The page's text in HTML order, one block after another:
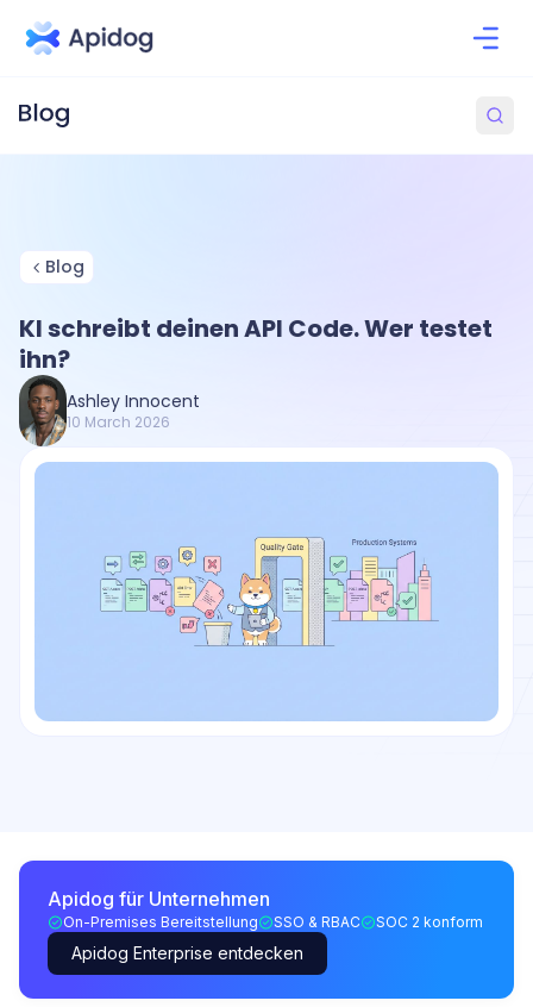
Blog
KI schreibt deinen API Code. Wer testet
ihn?
Ashley Innocent
10 March 2026
Apidog für Unternehmen
On-Premises Bereitstellung SSO & RBAC SOC 2 konform
Apidog Enterprise entdecken